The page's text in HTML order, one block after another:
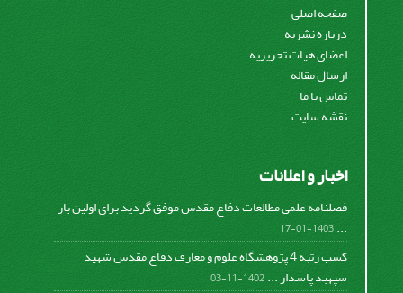
صفحه اصلی
درباره نشریه
اعضای هیات تحریریه
ارسال مقاله
تماس با ما
نقشه سایت
اخبار و اعلانات
فصلنامه علمی مطالعات دفاع مقدس موفق گردید برای اولین بار
...
1403-01-17
کسب رتبه 4 پژوهشگاه علوم و معارف دفاع مقدس شهید
سپهبد پاسدار ...1402-11-03